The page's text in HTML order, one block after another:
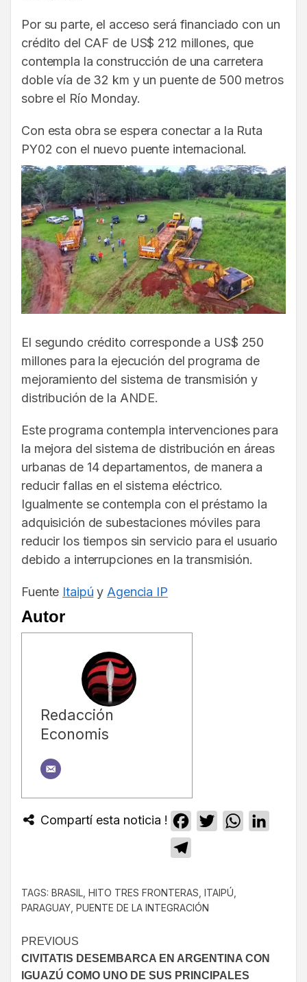
Por su parte, el acceso será financiado con un
crédito del CAF de US$ 212 millones, que
contempla la construcción de una carretera
doble vía de 32 km y un puente de 500 metros
sobre el Río Monday.
Con esta obra se espera conectar a la Ruta
PY02 con el nuevo puente internacional.
El segundo crédito corresponde a US$ 250
millones para la ejecución del programa de
mejoramiento del sistema de transmisión y
distribución de la ANDE.
Este programa contempla intervenciones para
la mejora del sistema de distribución en áreas
urbanas de 14 departamentos, de manera a
reducir fallas en el sistema eléctrico.
Igualmente se contempla con el préstamo la
adquisición de subestaciones móviles para
reducir los tiempos sin servicio para el usuario
debido a interrupciones en la transmisión.
Fuente Itaipú y Agencia IP
Autor
Redacción
Economis
Compartí esta noticia ! Facebook
TwitterWhatsApp
TAGS: BRASIL HITO TRES FRONTERAS ITAIPÚ
PARAGUAY PUENTE DE LA INTEGRACIÓN
PREVIOUS
CIVITATIS DESEMBARCA EN ARGENTINA CON
IGUAZÚ COMO UNO DE SUS PRINCIPALES